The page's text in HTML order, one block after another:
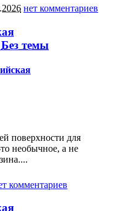
нет комментариев
Без темы
поверхности для
необычное, а не
комментариев